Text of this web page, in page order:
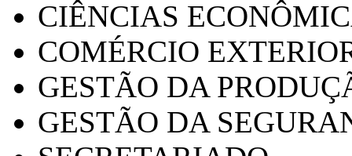
CIÊNCIAS
COMÉRCIO
GESTÃO DA
GESTÃO DA